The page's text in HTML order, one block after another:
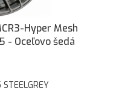
Hyper Mesh
- Oceľovo šedá